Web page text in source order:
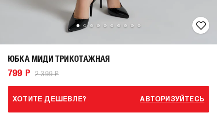
ЮБКА МИДИ ТРИКОТАЖНАЯ
799 Р 2 399 Р
ХОТИТЕ ДЕШЕВЛЕ? АВТОРИЗУЙТЕСЬ